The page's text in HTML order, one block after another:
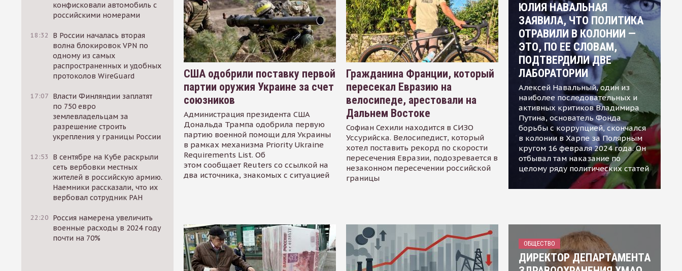
конфисковали автомобиль с
российскими номерами
18:32
В России началась вторая
волна блокировок VPN по
одному из самых
распространенных и удобных
протоколов WireGuard
17:07 Власти Финляндии заплатят
по 750 евро
землевладельцам за
разрешение строить
укрепления у границы России
12:53
В сентябре на Кубе раскрыли
сеть вербовки местных
жителей в российскую армию.
Наемники рассказали, что их
вербовал сотрудник РАН
22:20 Россия намерена увеличить
военные расходы в 2024 году
почти на 70%
США одобрили поставку первой
партии оружия Украине за счет
союзников
Администрация президента США
Дональда Трампа одобрила первую
партию военной помощи для Украины
в рамках механизма Priority Ukraine
Requirements List. Об
этом сообщает Reuters со ссылкой на
два источника, знакомых с ситуацией
Гражданина Франции, который
пересекал Евразию на
велосипеде, арестовали на
Дальнем Востоке
Софиан Сехили находится в СИЗО
Уссурийска. Велосипедист, который
хотел поставить рекорд по скорости
пересечения Евразии, подозревается в
незаконном пересечении российской
границы
ЮЛИЯ НАВАЛЬНАЯ
ЗАЯВИЛА, ЧТО ПОЛИТИКА
ОТРАВИЛИ В КОЛОНИИ —
ЭТО, ПО ЕЕ СЛОВАМ,
ПОДТВЕРДИЛИ ДВЕ
ЛАБОРАТОРИИ
Алексей Навальный, один из
наиболее последовательных и
активных критиков Владимира
Путина, основатель Фонда
борьбы с коррупцией, скончался
в колонии в Харпе за Полярным
кругом 16 февраля 2024 года. Он
отбывал там наказание по
целому ряду политических статей
ОБЩЕСТВО
ДИРЕКТОР ДЕПАРТАМЕНТА